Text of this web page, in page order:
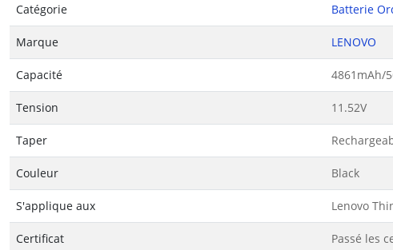
Catégorie Batterie
Marque LENOVO
Capacité 4861mAh/
Tension 11.52V
Taper
Couleur Black
S'applique aux Lenovo
Certificat Passé les